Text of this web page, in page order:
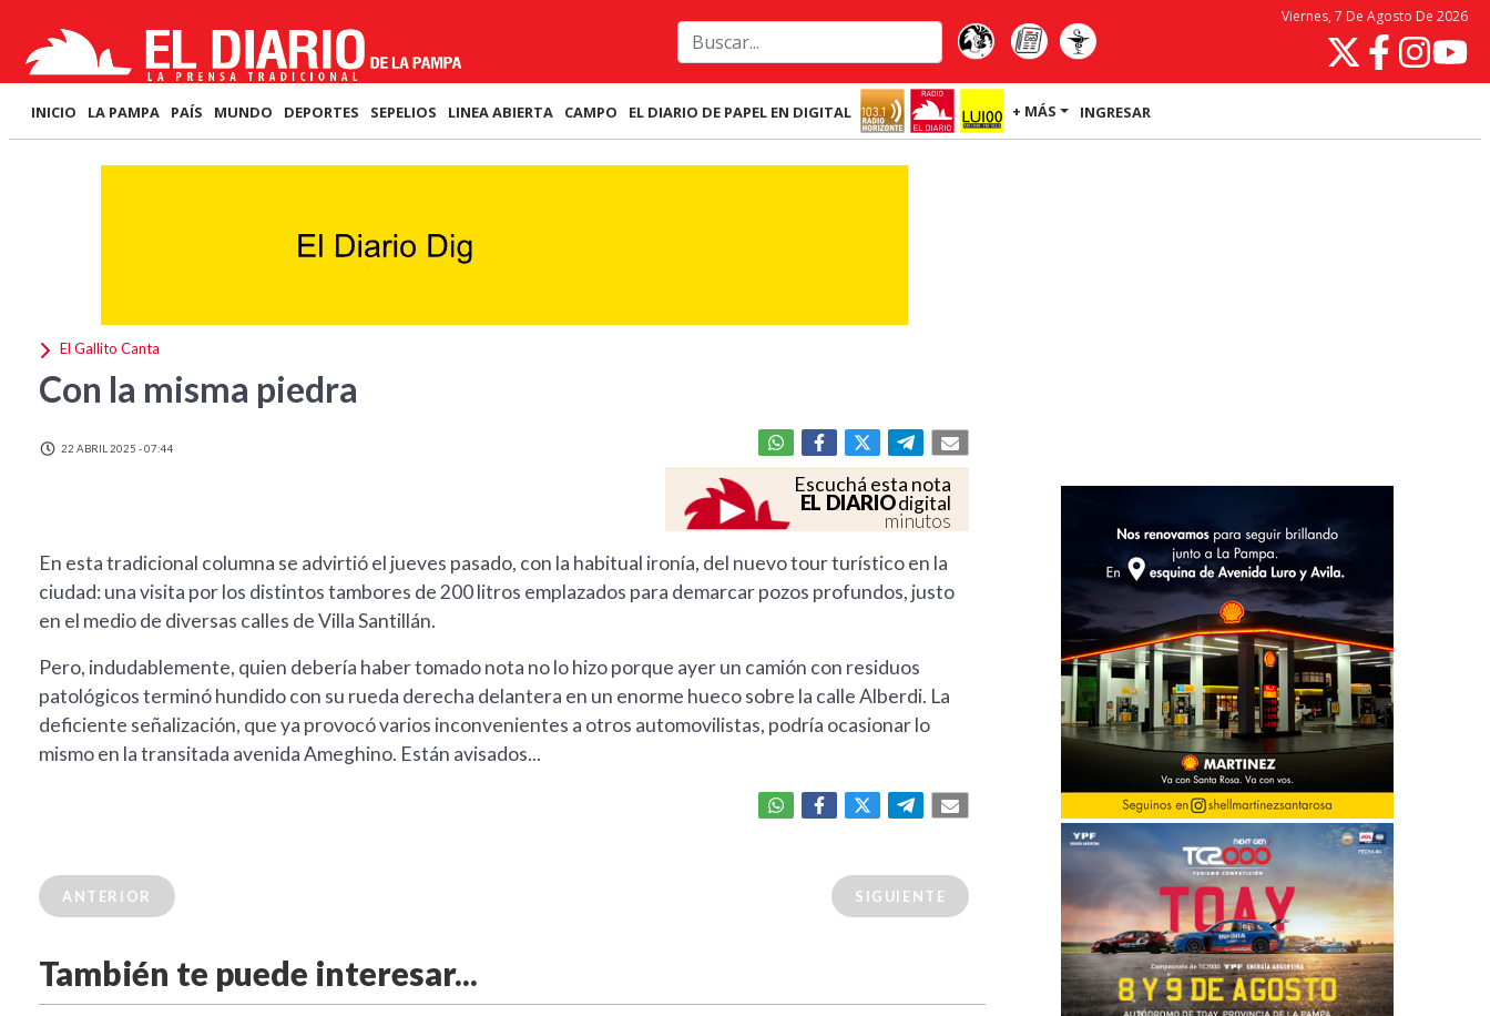
Viernes, 7 De Agosto De 2026
INICIO LA PAMPA PAÍS MUNDO DEPORTES SEPELIOS LINEA ABIERTA CAMPO EL DIARIO DE PAPEL EN DIGITAL + MÁS INGRESAR
El Gallito Canta
Con la misma piedra
22 ABRIL 2025 - 07:44
Escuchá esta nota
EL DIARIOdigital
minutos
En esta tradicional columna se advirtió el jueves pasado, con la habitual ironía, del nuevo tour turístico en la
ciudad: una visita por los distintos tambores de 200 litros emplazados para demarcar pozos profundos, justo
en el medio de diversas calles de Villa Santillán.
Pero, indudablemente, quien debería haber tomado nota no lo hizo porque ayer un camión con residuos
patológicos terminó hundido con su rueda derecha delantera en un enorme hueco sobre la calle Alberdi. La
deficiente señalización, que ya provocó varios inconvenientes a otros automovilistas, podría ocasionar lo
mismo en la transitada avenida Ameghino. Están avisados...
ANTERIOR SIGUIENTE
También te puede interesar...